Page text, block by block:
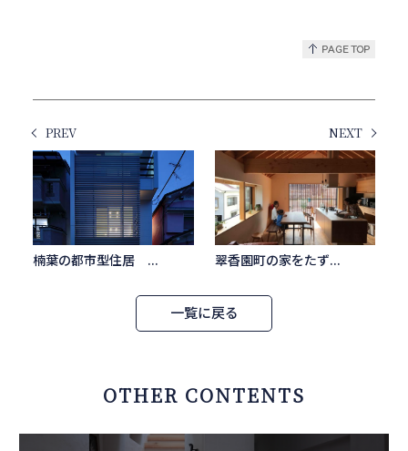
PREV
楠葉の都市型住居 ...
NEXT
翠香園町の家をたず...
一覧に戻る
OTHER CONTENTS